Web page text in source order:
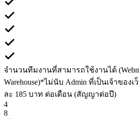
จำนวนทีมงานที่สามารถใช้งานได้
Warehouse)*ไม่นับ Admin ที่เป็นเจ้าของเ
ละ 185 บาท ต่อเดือน (สัญญาต่อปี)
4
8